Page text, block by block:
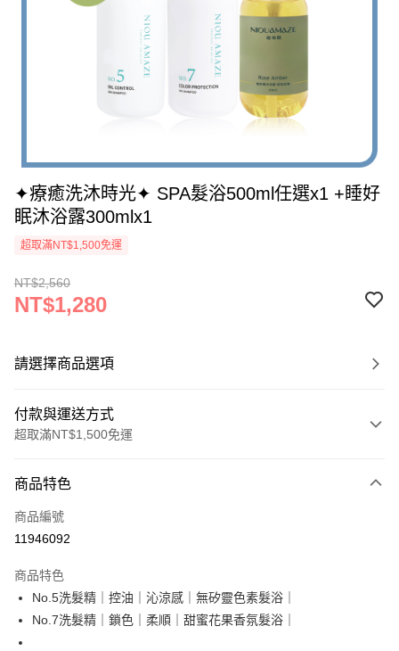
✦療癒洗沐時光✦ SPA髮浴500ml任選x1 +睡好
眠沐浴露300mlx1
超取滿NT$1,500免運
NT$2,560
NT$1,280
請選擇商品選項
付款與運送方式
超取滿NT$1,500免運
信用卡一次付款
超商取貨付款
Apple Pay
街口支付
商品特色
商品編號
11946092
商品特色
No.5洗髮精｜控油｜沁涼感｜無矽靈色素髮浴｜
No.7洗髮精｜鎖色｜柔順｜甜蜜花果香氛髮浴｜